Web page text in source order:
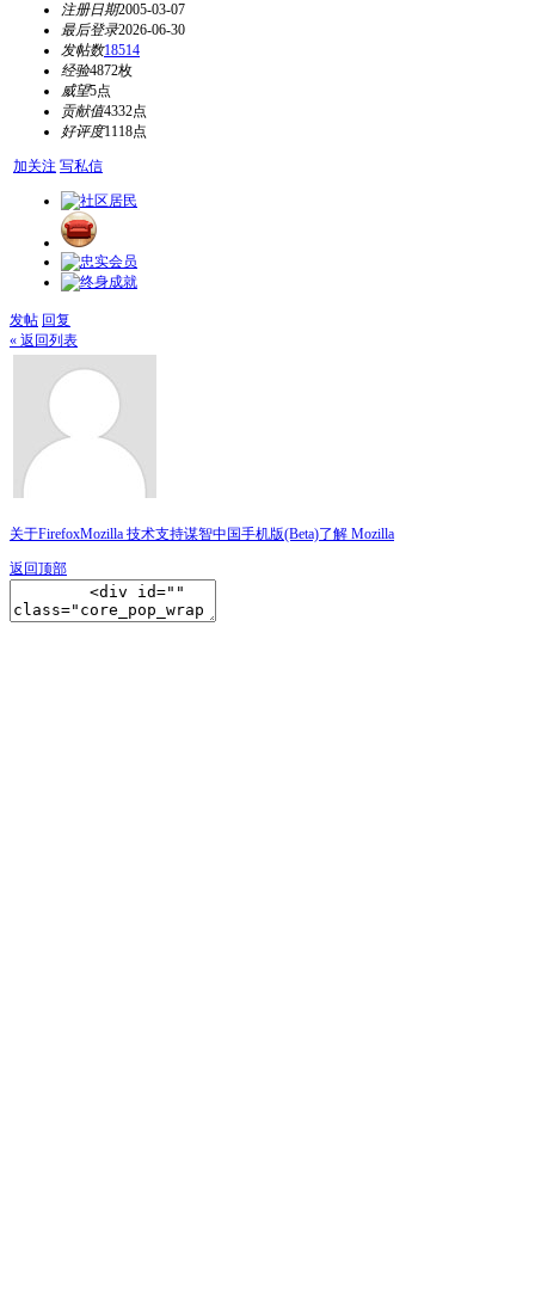
注册日期2005-03-07
最后登录2026-06-30
发帖数18514
经验4872枚
威望5点
贡献值4332点
好评度1118点
加关注 写私信
发帖 回复
« 返回列表
关于FirefoxMozilla 技术支持谋智中国手机版(Beta)了解 Mozilla
返回顶部